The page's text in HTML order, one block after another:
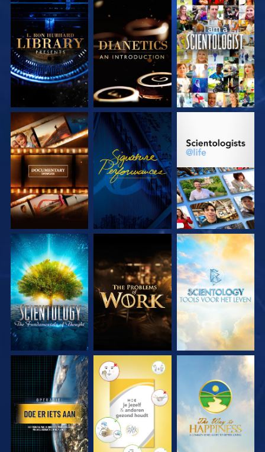
VERKEN DE SERIE VERKEN DE SERIE KIJK
VERKEN DE SERIE KIJK VERKEN DE SERIE
VERKEN DE SERIE VERKEN DE SERIE VERKEN DE SERIE
KIJK KIJK KIJK